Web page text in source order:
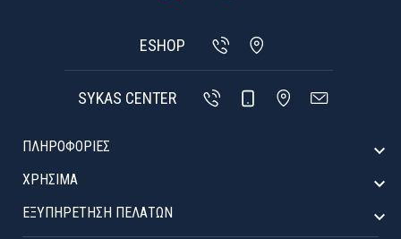
ESHOP
SYKAS CENTER
ΠΛΗΡΟΦΟΡΙΕΣ 
ΧΡΉΣΙΜΑ 
ΕΞΥΠΗΡΈΤΗΣΗ ΠΕΛΑΤΏΝ 